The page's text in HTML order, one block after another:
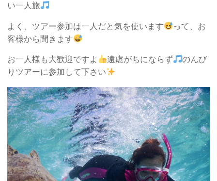
い一人旅
よく、ツアー参加は一人だと気を使います
って、お
客様から聞きます
お一人様も大歓迎ですよ 遠慮がちにならず
のんび
りツアーに参加して下さい